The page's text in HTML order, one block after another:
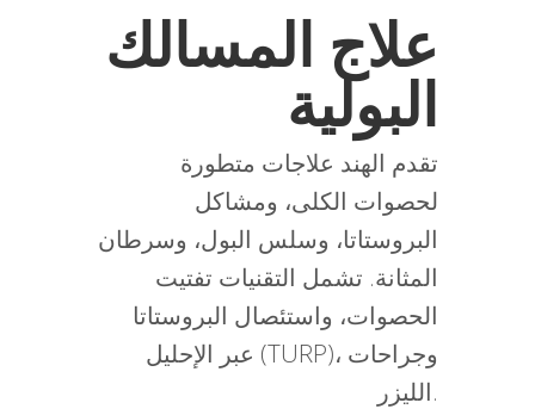
علاج المسالك
البولية
تقدم الهند علاجات متطورة
لحصوات الكلى، ومشاكل
البروستاتا، وسلس البول، وسرطان
المثانة. تشمل التقنيات تفتيت
الحصوات، واستئصال البروستاتا
عبر الإحليل (TURP)، وجراحات
الليزر.